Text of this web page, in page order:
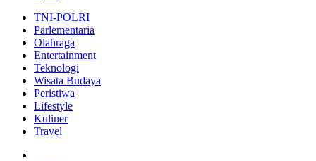
TNI-POLRI
Parlementaria
Olahraga
Entertainment
Teknologi
Wisata Budaya
Peristiwa
Lifestyle
Kuliner
Travel